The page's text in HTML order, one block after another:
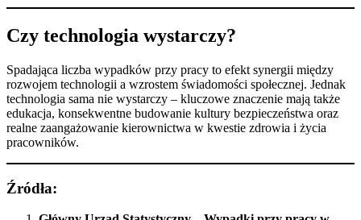
Czy technologia wystarczy?
Spadająca liczba wypadków przy pracy to efekt synergii między
rozwojem technologii a wzrostem świadomości społecznej. Jednak
technologia sama nie wystarczy – kluczowe znaczenie mają także
edukacja, konsekwentne budowanie kultury bezpieczeństwa oraz
realne zaangażowanie kierownictwa w kwestie zdrowia i życia
pracowników.
Źródła: